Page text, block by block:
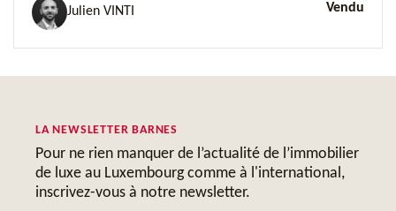
Julien VINTI Vendu
LA NEWSLETTER BARNES
Pour ne rien manquer de l’actualité de l’immobilier
de luxe au Luxembourg comme à l'international,
inscrivez-vous à notre newsletter.